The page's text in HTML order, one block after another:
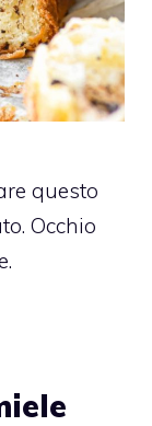
questo
Occhio